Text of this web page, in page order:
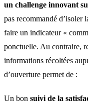
un challenge innovant
pas recommandé d’isoler
faire un indicateur «
ponctuelle. Au contraire,
informations récoltées
d’ouverture permet de :
Un bon suivi de la